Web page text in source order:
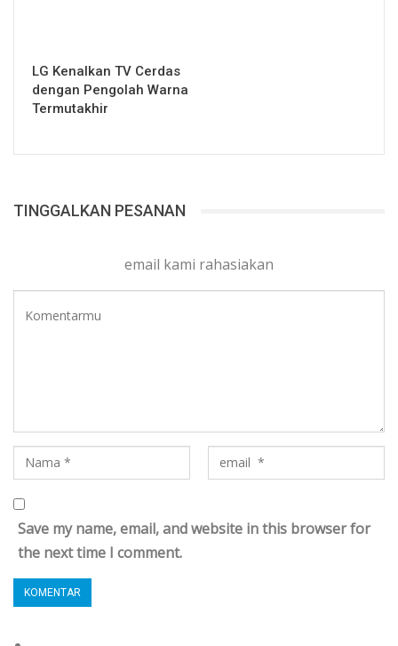
LG Kenalkan TV Cerdas
dengan Pengolah Warna
Termutakhir
TINGGALKAN PESANAN
email kami rahasiakan
Save my name, email, and website in this browser for
the next time I comment.